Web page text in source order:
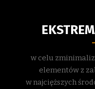
w celu
elementów z
w najcięższych